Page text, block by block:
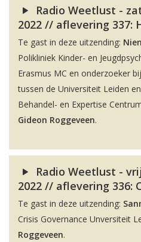
Radio Weetlust -
2022 // aflevering 337:
Te gast in deze uitzending:
Polikliniek Kinder- en
Erasmus MC en onderzoeker
tussen de Universiteit Leiden
Behandel- en Expertise
Gideon Roggeveen.
Radio Weetlust -
2022 // aflevering 336:
Te gast in deze uitzending:
Crisis Governance Unversiteit
Roggeveen.